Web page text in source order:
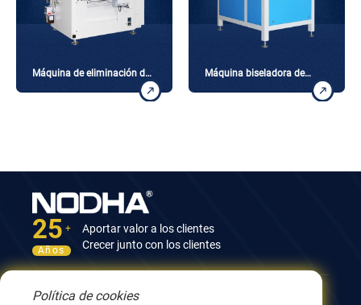
Máquina de eliminación de
Máquina biseladora de
25 +
Años
Aportar valor a los clientes
Crecer junto con los clientes
Política de cookies